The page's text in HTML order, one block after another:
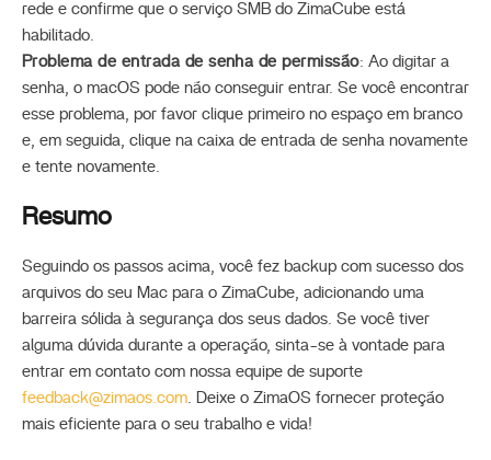
rede e confirme que o serviço SMB do ZimaCube está
habilitado.
Problema de entrada de senha de permissão: Ao digitar a
senha, o macOS pode não conseguir entrar. Se você encontrar
esse problema, por favor clique primeiro no espaço em branco
e, em seguida, clique na caixa de entrada de senha novamente
e tente novamente.
Resumo
Seguindo os passos acima, você fez backup com sucesso dos
arquivos do seu Mac para o ZimaCube, adicionando uma
barreira sólida à segurança dos seus dados. Se você tiver
alguma dúvida durante a operação, sinta-se à vontade para
entrar em contato com nossa equipe de suporte
feedback@zimaos.com. Deixe o ZimaOS fornecer proteção
mais eficiente para o seu trabalho e vida!